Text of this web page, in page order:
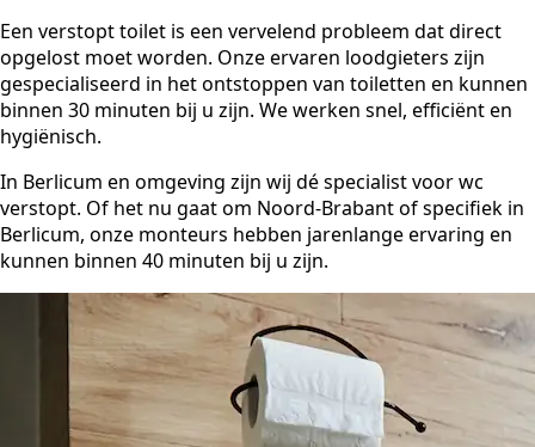
Een verstopt toilet is een vervelend probleem dat direct
opgelost moet worden. Onze ervaren loodgieters zijn
gespecialiseerd in het ontstoppen van toiletten en kunnen
binnen 30 minuten bij u zijn. We werken snel, efficiënt en
hygiënisch.
In Berlicum en omgeving zijn wij dé specialist voor wc
verstopt. Of het nu gaat om Noord-Brabant of specifiek in
Berlicum, onze monteurs hebben jarenlange ervaring en
kunnen binnen 40 minuten bij u zijn.